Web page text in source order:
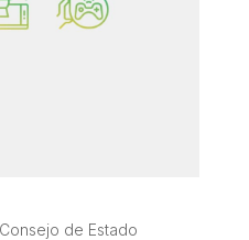
de Estado